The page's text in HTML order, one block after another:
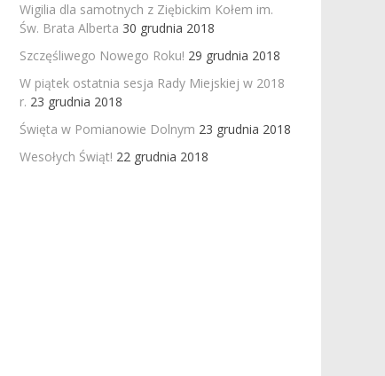
Wigilia dla samotnych z Ziębickim Kołem im.
Św. Brata Alberta 30 grudnia 2018
Szczęśliwego Nowego Roku! 29 grudnia 2018
W piątek ostatnia sesja Rady Miejskiej w 2018
r. 23 grudnia 2018
Święta w Pomianowie Dolnym 23 grudnia 2018
Wesołych Świąt! 22 grudnia 2018